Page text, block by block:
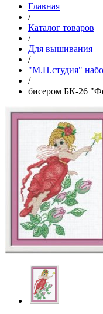
Главная
/
Каталог товаров
/
Для вышивания
/
"М.П.студия"
/
бисером БК-26